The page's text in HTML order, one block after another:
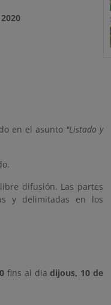
en el asunto "Listado y
difusión. Las partes
y delimitadas en los
fins al diadijous, 10 de